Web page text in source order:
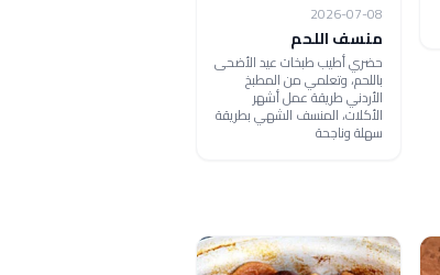
2026-07-08
منسف اللحم
حضري أطيب طبخات عيد الأضحى
باللحم، وتعلمي من المطبخ
الأردني طريقة عمل أشهر
الأكلات، المنسف الشهي بطريقة
سهلة وناجحة